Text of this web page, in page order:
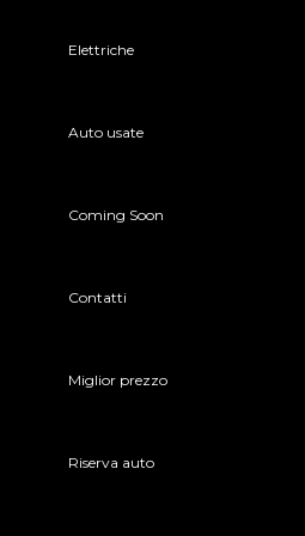
Elettriche
Auto usate
Coming Soon
Contatti
Miglior prezzo
Riserva auto